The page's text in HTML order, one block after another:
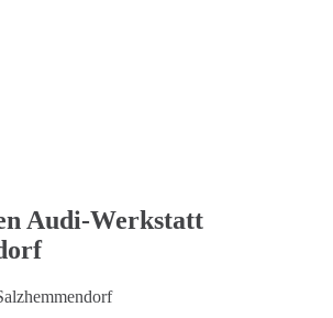
Audi-Werkstatt